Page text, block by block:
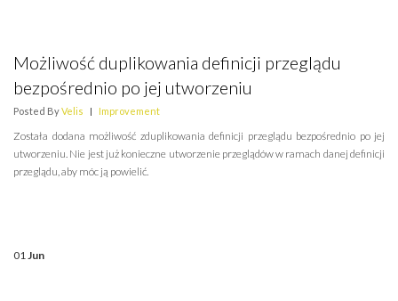
Możliwość duplikowania definicji przeglądu
bezpośrednio po jej utworzeniu
Posted ByVelis | Improvement
Została dodana możliwość zduplikowania definicji przeglądu bezpośrednio po jej
utworzeniu. Nie jest już konieczne utworzenie przeglądów w ramach danej definicji
przeglądu, aby móc ją powielić.
01Jun